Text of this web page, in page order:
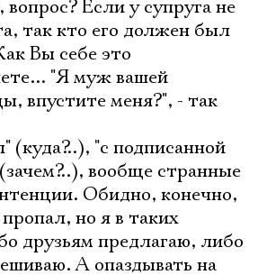
вопрос? Если у супруга не
так кто его должен был
Вы себе это
"Я муж вашей
впустите меня?", - так
(куда?..), "с подписанной
вообще странные
Обидно, конечно,
но я в таких
друзьям предлагаю, либо
А опаздывать на